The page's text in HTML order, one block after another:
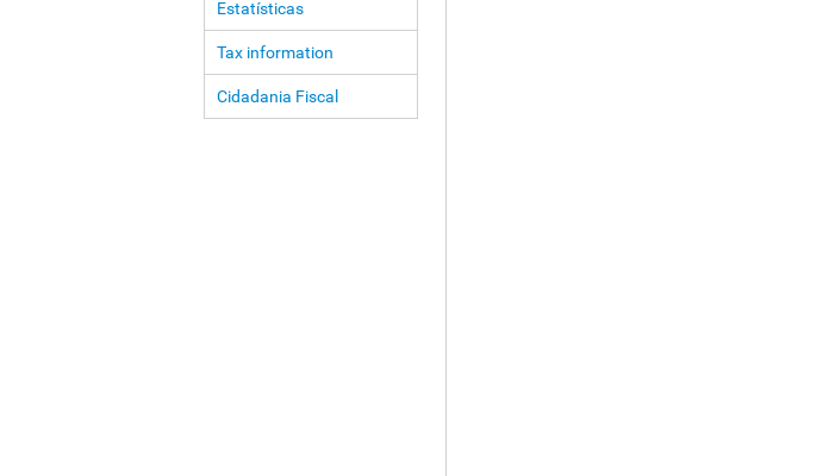
Estatísticas
Tax information
Cidadania Fiscal